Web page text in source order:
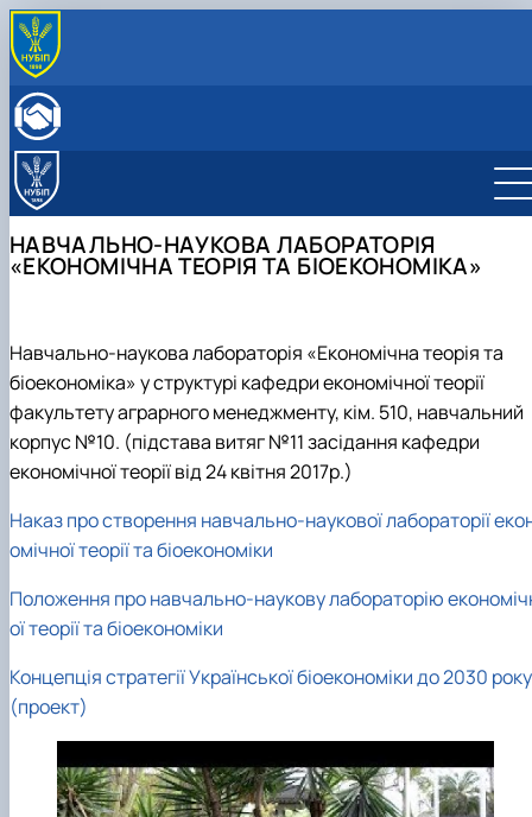
Навчально-наукова лабораторія
програми та ЕНК
Аспіранти кафедри
МІЖНАРОДНА ДІЯЛЬНІСТЬ
СТУДЕНТСЬКИЙ ГУРТОК
МІЖНАРОДНІ НАУКОВО-ПРАКТИЧНІ КОНФЕРЕНЦІЇ
НАВЧАЛЬНО-НАУКОВА ЛАБОРАТОРІЯ
«ЕКОНОМІЧНА ТЕОРІЯ ТА БІОЕКОНОМІКА»
Навчально-наукова лабораторія «Економічна теорія та
біоекономіка» у структурі кафедри економічної теорії
факультету аграрного менеджменту, кім. 510, навчальний
корпус №10. (підстава витяг №11 засідання кафедри
економічної теорії від 24 квітня 2017р.)
Наказ про створення навчально-наукової лабораторії
омічної теорії та біоекономіки
Положення про навчально-наукову лабораторію
ої теорії та біоекономіки
Концепція стратегії Української біоекономіки до 2030 року
(проект)